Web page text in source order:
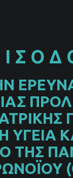
Ι Σ Ο Δ
ΥΓΕΙΑ
ΤΗΣ